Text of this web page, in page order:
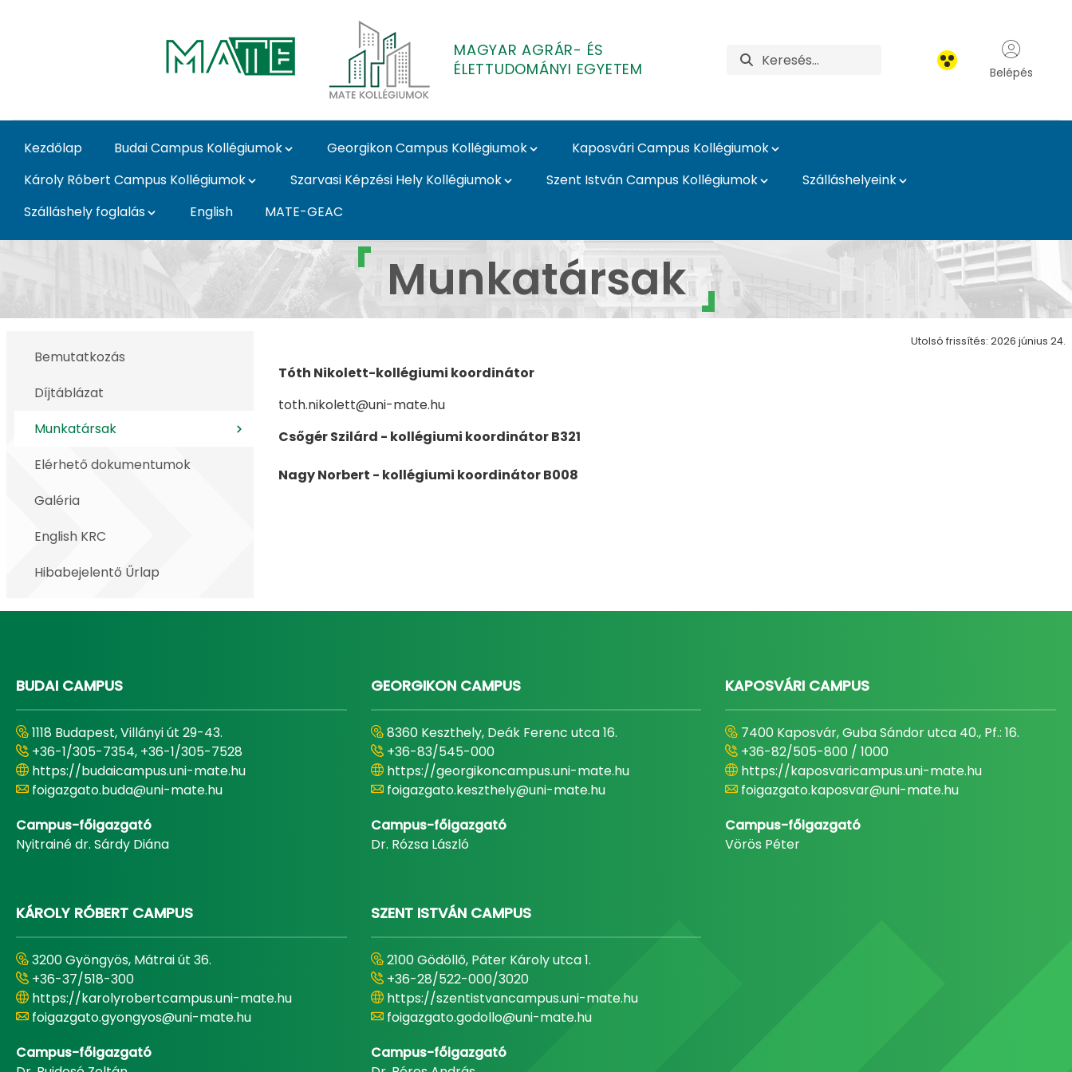
MAGYAR AGRÁR- ÉS
ÉLETTUDOMÁNYI EGYETEM
Belépés
Kezdőlap Budai Campus Kollégiumok Georgikon Campus Kollégiumok
Kaposvári Campus Kollégiumok
Károly Róbert Campus Kollégiumok
Szarvasi Képzési Hely Kollégiumok Szent István Campus Kollégiumok
Szálláshelyeink
Szálláshely foglalás
English MATE-GEAC
Munkatársak - MATE Kollégiumok
Munkatársak
Bemutatkozás
Díjtáblázat
Munkatársak
Elérhető dokumentumok
Galéria
English KRC
Hibabejelentő Űrlap
Utolsó frissítés: 2026 június 24.
Tóth Nikolett-kollégiumi koordinátor
toth.nikolett@uni-mate.hu
Csőgér Szilárd - kollégiumi koordinátor B321
Nagy Norbert - kollégiumi koordinátor B008
BUDAI CAMPUS
1118 Budapest, Villányi út 29-43.
+36-1/305-7354, +36-1/305-7528
https://budaicampus.uni-mate.hu
foigazgato.buda@uni-mate.hu
Campus-főigazgató
Nyitrainé dr. Sárdy Diána
GEORGIKON CAMPUS
8360 Keszthely, Deák Ferenc utca 16.
+36-83/545-000
https://georgikoncampus.uni-mate.hu
foigazgato.keszthely@uni-mate.hu
Campus-főigazgató
Dr. Rózsa László
KAPOSVÁRI CAMPUS
7400 Kaposvár, Guba Sándor utca 40., Pf.: 16.
+36-82/505-800 / 1000
https://kaposvaricampus.uni-mate.hu
foigazgato.kaposvar@uni-mate.hu
Campus-főigazgató
Vörös Péter
KÁROLY RÓBERT CAMPUS
3200 Gyöngyös, Mátrai út 36.
+36-37/518-300
https://karolyrobertcampus.uni-mate.hu
foigazgato.gyongyos@uni-mate.hu
Campus-főigazgató
SZENT ISTVÁN CAMPUS
2100 Gödöllő, Páter Károly utca 1.
+36-28/522-000/3020
https://szentistvancampus.uni-mate.hu
foigazgato.godollo@uni-mate.hu
Campus-főigazgató